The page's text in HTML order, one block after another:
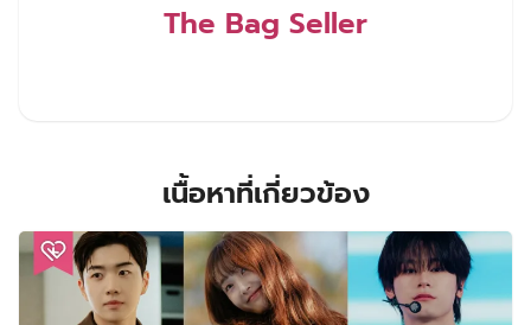
The Bag Seller
เนื้อหาที่เกี่ยวข้อง